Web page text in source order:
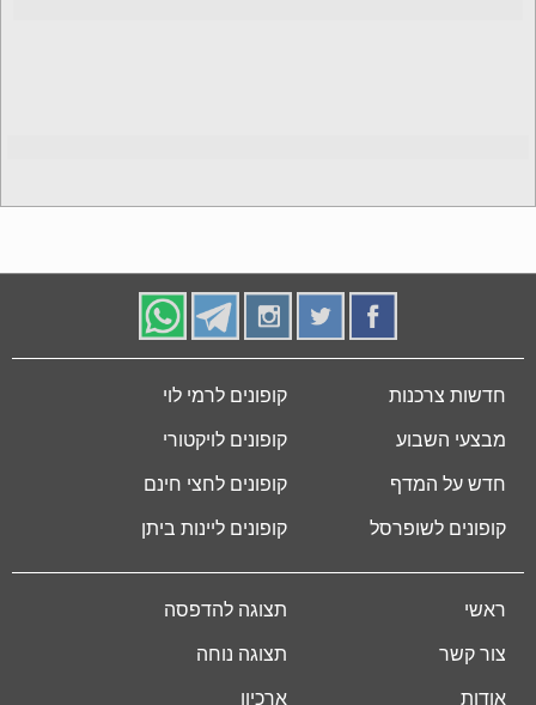
חדשות צרכנות
מבצעי השבוע
חדש על המדף
קופונים לשופרסל
קופונים לרמי לוי
קופונים לויקטורי
קופונים לחצי חינם
קופונים ליינות ביתן
ראשי
צור קשר
אודות
תצוגה להדפסה
תצוגה נוחה
ארכיון